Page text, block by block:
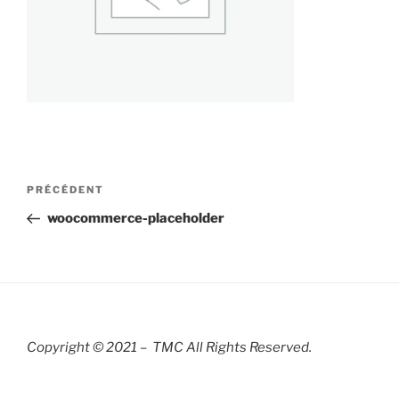
Navigation
l’article
Article
précédent
PRÉCÉDENT
woocommerce-placeholder
Copyright © 2021 – TMC All Rights Reserved.